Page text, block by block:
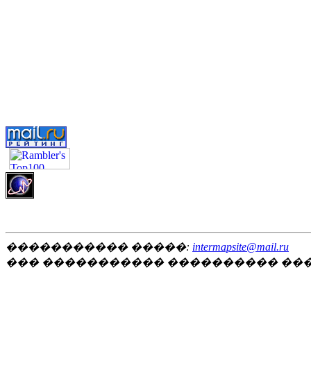
����������� �����: intermapsite@mail.ru
��� ����������� ����������